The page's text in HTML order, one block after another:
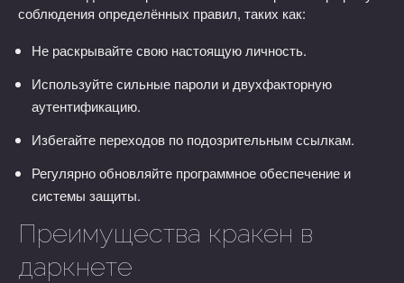
соблюдения определённых правил, таких как:
Не раскрывайте свою настоящую личность.
Используйте сильные пароли и двухфакторную
аутентификацию.
Избегайте переходов по подозрительным ссылкам.
Регулярно обновляйте программное обеспечение и
системы защиты.
Преимущества кракен в
даркнете